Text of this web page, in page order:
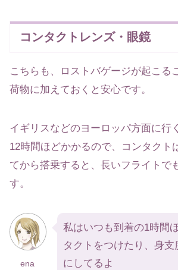
コンタクトレンズ・眼鏡
こちらも、ロストバゲージが起こる
荷物に加えておくと安心です。
イギリスなどのヨーロッパ方面に行
12時間ほどかかるので、コンタクト
てから搭乗すると、長いフライトで
す。
ena
私はいつも到着の1時間
タクトをつけたり、身支
にしてるよ